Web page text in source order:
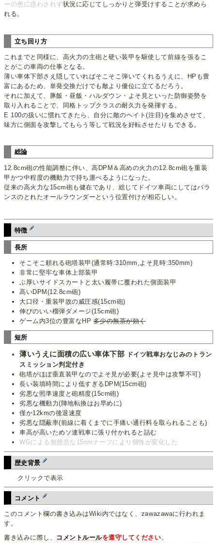
ーの色に惑わされず状況に応じてしっかりと弾受けすることが求めら
れる。
立ち回り方
これまでと同様に、高火力の主砲と硬い装甲を駆使して前線を張るこ
とがこの車両の仕事となる。
薄い車体下部さえ隠していればそこそこ弾いてくれるうえに、HPも豊
富にあるため、単発交換だけでも敵より優位に立てるだろう。
それに加えて、豚飯・昼飯・ハルダウン・よそ見といった防御姿勢を
取り入れることで、同格トップクラスの耐久力を発揮する。
E 100の扱いに慣れてきたら、自分に敵のヘイト(注目)を集めさせて、
味方に側面を攻撃してもらう等して戦況を好転させたりもできる。
総論
12.8cm砲の性能調整に伴い、高DPM＆高めの火力の12.8cm砲を重装
甲かつ中程度の機動力で持ち運べるようになった。
従来の高火力な15cm砲も健在であり、総じてドイツ車両にしてはバラ
ンスのとれたオールラウンダーという位置付けが相応しい。
特徴
長所
そこそこ頼れる砲塔装甲(通常時:310mm,よそ見時:350mm)
非常に堅牢な車体上部装甲
ぶ厚いサイドスカートと太い履帯に覆われた側面装甲
高いDPM(12.8cm砲)
大口径・重装甲故の威圧感(15cm砲)
伸びのいい榴弾ダメージ(15cm砲)
ゲーム内3位の豊富なHP多少の無茶が効く
短所
薄いうえに面積の広い車体下部 ドイツ戦車おなじみのトラン
スミッション判定付き
砲塔がほぼ垂直装甲なのでよそ見が必要(よそ見中は攻撃不可)
長い装填時間により低すぎるDPM(15cm砲)
劣悪な照準速度と砲精度(15cm砲)
劣悪な機動力(陣地転換はお早めに)
僅か12kmの後退速度
劣悪な隠蔽率(前線に着くまでに手痛い通行料を取られることも)
車高が高いためソ連戦車に張り付かれると詰む
WGによる無慈悲な15cmナーフにより個性が変化した
歴史背景
クリックで表示
コメント
このコメント欄の書き込みはWiki内ではなく、zawazawaに行われま
す。
書き込みに際し、
コメントルールを遵守してください。